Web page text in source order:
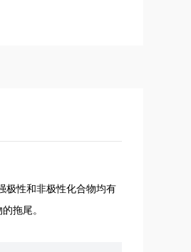
极性和非极性化合物均有
拖尾。